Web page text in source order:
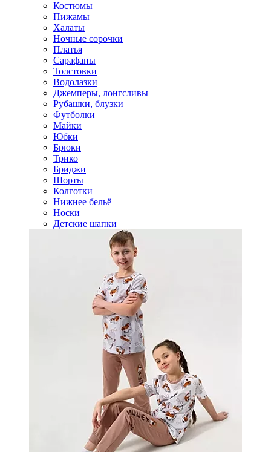
Костюмы
Пижамы
Халаты
Ночные сорочки
Платья
Сарафаны
Толстовки
Водолазки
Джемперы, лонгсливы
Рубашки, блузки
Футболки
Майки
Юбки
Брюки
Трико
Бриджи
Шорты
Колготки
Нижнее бельё
Носки
Детские шапки